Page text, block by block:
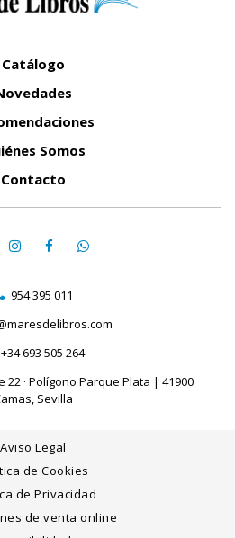
Catálogo
Somos
Contacto
954 395 011
+34 693 505 264
22 · Polígono Parque Plata | 41900
Sevilla
Aviso Legal
de Cookies
de Privacidad
de venta online